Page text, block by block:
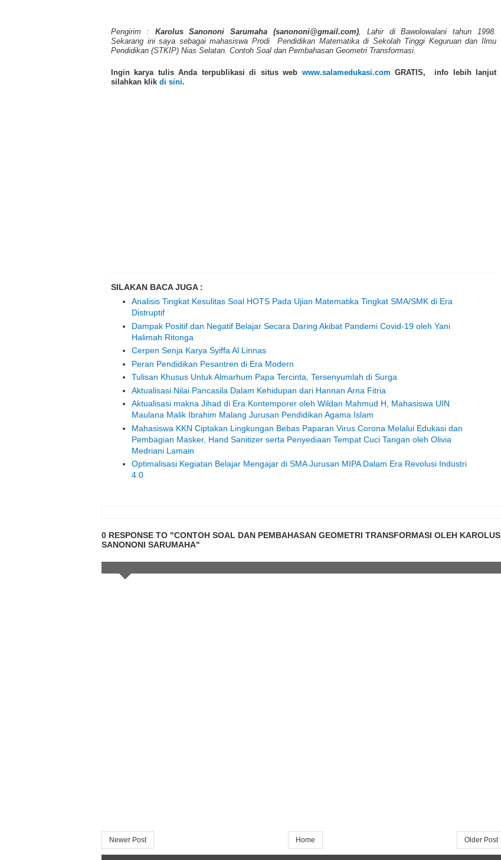
Pengirim : Karolus Sanononi Sarumaha (sanononi@gmail.com), Lahir di Bawolowalani tahun 1998.
Sekarang ini saya sebagai mahasiswa Prodi
Pendidikan Matematika di Sekolah Tinggi Keguruan dan Ilmu
Pendidikan (STKIP) Nias Selatan. Contoh Soal dan Pembahasan Geometri Transformasi.
Ingin karya tulis Anda terpublikasi di situs web www.salamedukasi.com GRATIS, info lebih lanjut
silahkan klik di sini.
SILAKAN BACA JUGA :
Analisis Tingkat Kesulitas Soal HOTS Pada Ujian Matematika Tingkat SMA/SMK di Era
Distruptif
Dampak Positif dan Negatif Belajar Secara Daring Akibat Pandemi Covid-19 oleh Yani
Halimah Ritonga
Cerpen Senja Karya Syiffa Al Linnas
Peran Pendidikan Pesantren di Era Modern
Tulisan Khusus Untuk Almarhum Papa Tercinta, Tersenyumlah di Surga
Aktualisasi Nilai Pancasila Dalam Kehidupan dari Hannan Arna Fitria
Aktualisasi makna Jihad di Era Kontemporer oleh Wildan Mahmud H, Mahasiswa UIN
Maulana Malik Ibrahim Malang Jurusan Pendidikan Agama Islam
Mahasiswa KKN Ciptakan Lingkungan Bebas Paparan Virus Corona Melalui Edukasi dan
Pembagian Masker, Hand Sanitizer serta Penyediaan Tempat Cuci Tangan oleh Olivia
Medriani Lamain
Optimalisasi Kegiatan Belajar Mengajar di SMA Jurusan MIPA Dalam Era Revolusi Industri
4.0
0 RESPONSE TO "CONTOH SOAL DAN PEMBAHASAN GEOMETRI TRANSFORMASI OLEH KAROLUS
SANONONI SARUMAHA"
Newer Post Older Post
Home